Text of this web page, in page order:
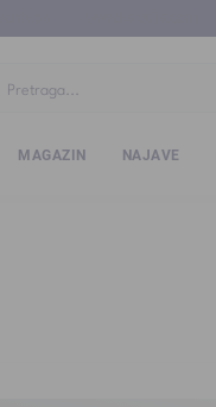
MAGAZIN NAJAVE